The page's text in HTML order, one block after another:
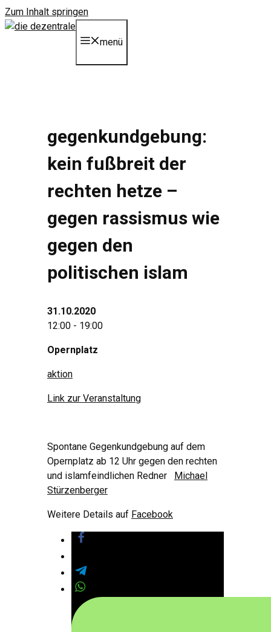
Zum Inhalt springen
menü
gegenkundgebung:
kein fußbreit der
rechten hetze –
gegen rassismus wie
gegen den
politischen islam
31.10.2020
12:00 - 19:00
Opernplatz
aktion
Link zur Veranstaltung
Spontane Gegenkundgebung auf dem
Opernplatz ab 12 Uhr gegen den rechten
und islamfeindlichen Redner Michael
Stürzenberger
Weitere Details auf Facebook